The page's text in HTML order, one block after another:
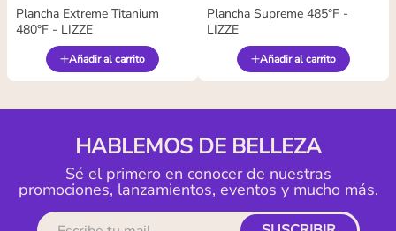
Plancha Extreme Titanium
480°F - LIZZE
Añadir al carrito
Plancha Supreme 485°F -
LIZZE
Añadir al carrito
HABLEMOS DE BELLEZA
Sé el primero en conocer de nuestras
promociones, lanzamientos, eventos y mucho más.